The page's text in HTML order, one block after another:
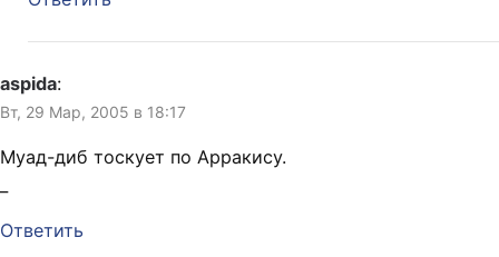
aspida:
Вт, 29 Мар, 2005 в 18:17
Муад-диб тоскует по Арракису.
Ответить